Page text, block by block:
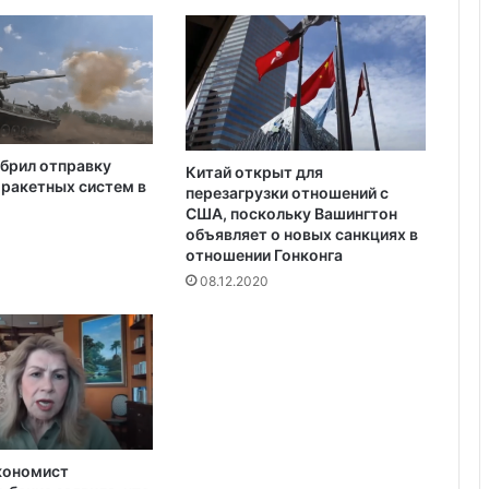
Украина получила одобрение
кредита на $880 млн от Совета
директоров МВФ
е
д
е
н
и
е
й
О
л
и
м
и
отправку
систем в
Китай открыт для
перезагрузки отношений с
США, поскольку Вашингтон
объявляет о новых санкциях в
отношении Гонконга
08.12.2020